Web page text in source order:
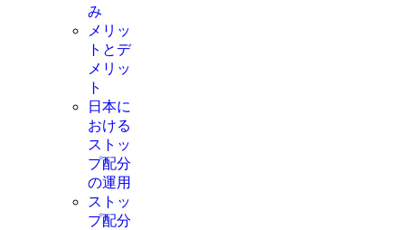
み
メリッ
トとデ
メリッ
ト
日本に
おける
ストッ
プ配分
の運用
ストッ
プ配分